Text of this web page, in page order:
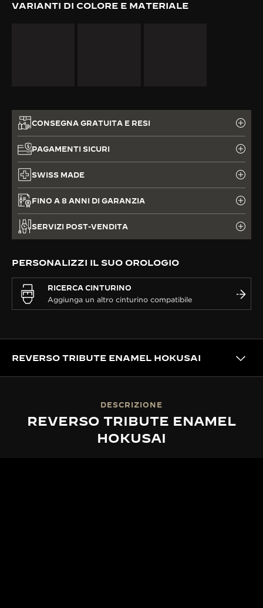
VARIANTI DI COLORE E MATERIALE
CONSEGNA GRATUITA E RESI
PAGAMENTI SICURI
SWISS MADE
FINO A 8 ANNI DI GARANZIA
SERVIZI POST-VENDITA
PERSONALIZZI IL SUO OROLOGIO
RICERCA CINTURINO
REVERSO TRIBUTE ENAMEL HOKUSAI
DESCRIZIONE
REVERSO TRIBUTE ENAMEL
HOKUSAI